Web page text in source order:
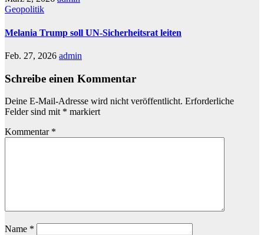
Geopolitik
Melania Trump soll UN-Sicherheitsrat leiten
Feb. 27, 2026 admin
Schreibe einen Kommentar
Deine E-Mail-Adresse wird nicht veröffentlicht. Erforderliche
Felder sind mit * markiert
Kommentar *
Name *